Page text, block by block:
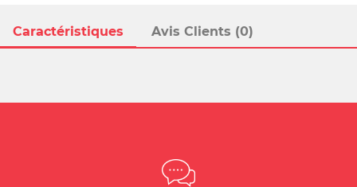
Caractéristiques Avis Clients (0)